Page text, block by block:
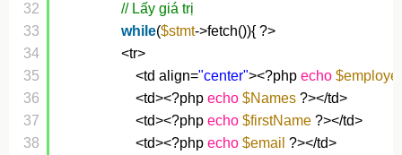
32
33
34
35
36
37
38
// Lấy giá trị
while($stmt->fetch()){ ?>
<tr>
<td align="center"><?php echo
<td><?php echo $Names ?></td>
<td><?php echo $firstName ?></td>
<td><?php echo $email ?></td>